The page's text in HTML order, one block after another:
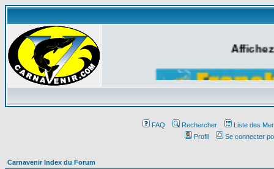
FAQ Rechercher
Liste des
Profil
Se connecter
Carnavenir Index du Forum